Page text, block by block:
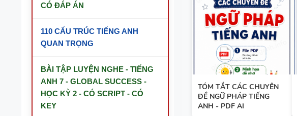
CÓ ĐÁP ÁN
110 CẤU TRÚC TIẾNG ANH
QUAN TRỌNG
BÀI TẬP LUYỆN NGHE - TIẾNG
ANH 7 - GLOBAL SUCCESS -
HỌC KỲ 2 - CÓ SCRIPT - CÓ
KEY
TÓM TẮT CÁC CHUYÊN
ĐỀ NGỮ PHÁP TIẾNG
ANH - PDF AI